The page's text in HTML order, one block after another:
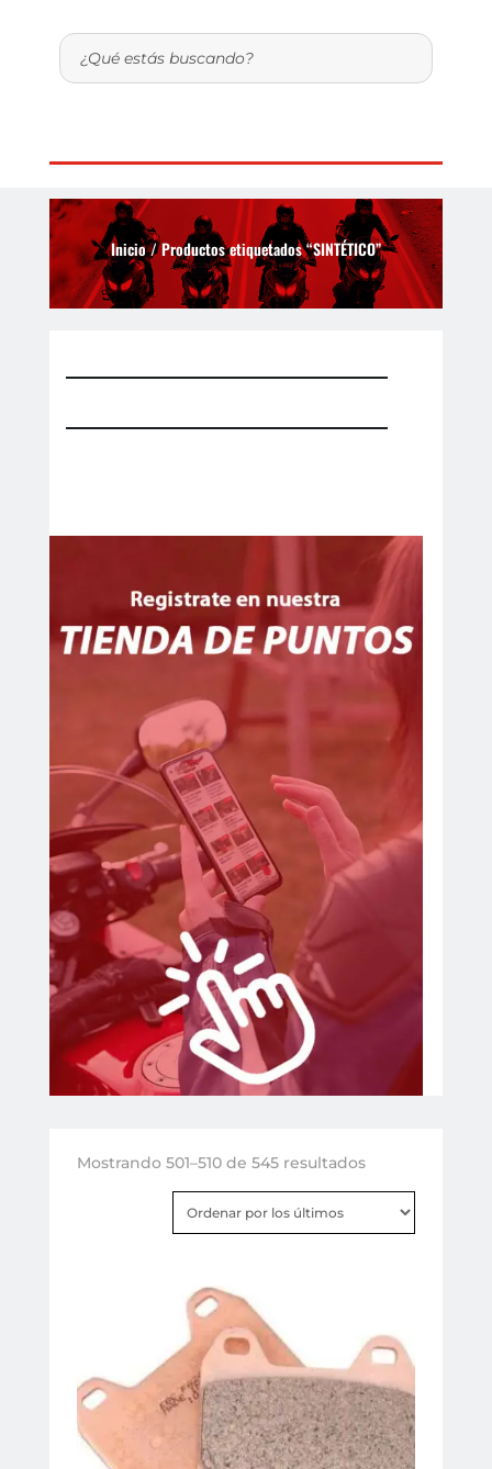
Inicio/ Productos etiquetados “SINTÉTICO”
Mostrando 501–510 de 545 resultadosOrdenado
por
últimos